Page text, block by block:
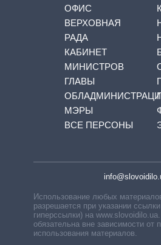
ОФИС
ВЕРХОВНАЯ
РАДА
КАБИНЕТ
МИНИСТРОВ
ГЛАВЫ
МЭРЫ
ВСЕ ПЕРСОНЫ
Использование любых
разрешается при указании
гиперссылки) на
обязательна вне зависимости от
использования материалов.